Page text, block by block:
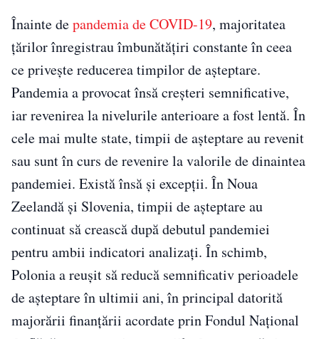
Înainte depandemia de COVID-19, majoritatea
țărilor înregistrau îmbunătățiri constante în ceea
ce privește reducerea timpilor de așteptare.
Pandemia a provocat însă creșteri semnificative,
iar revenirea la nivelurile anterioare a fost lentă. În
cele mai multe state, timpii de așteptare au revenit
sau sunt în curs de revenire la valorile de dinaintea
pandemiei. Există însă și excepții. În Noua
Zeelandă și Slovenia, timpii de așteptare au
continuat să crească după debutul pandemiei
pentru ambii indicatori analizați. În schimb,
Polonia a reușit să reducă semnificativ perioadele
de așteptare în ultimii ani, în principal datorită
majorării finanțării acordate prin Fondul Național